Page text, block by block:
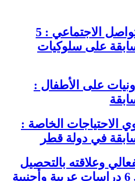
شبكات التواصل الاجتماعي : 5
على سلوكيات
على الأطفال :
الاحتياجات الخاصة :
في دولة قطر
وعلاقته بالتحصيل